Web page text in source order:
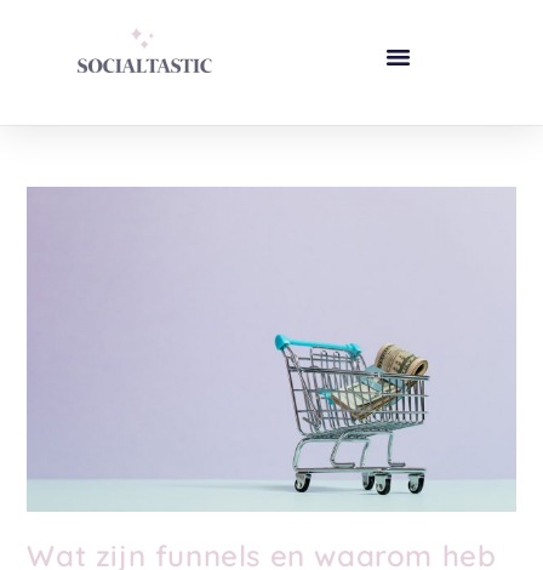
Wat zijn funnels en waarom heb